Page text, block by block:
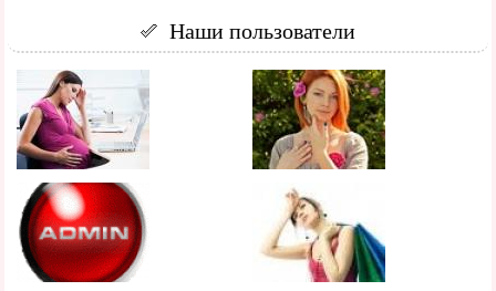
Наши пользователи